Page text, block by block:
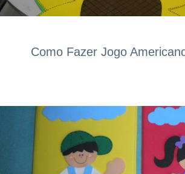
Como Fazer Jogo